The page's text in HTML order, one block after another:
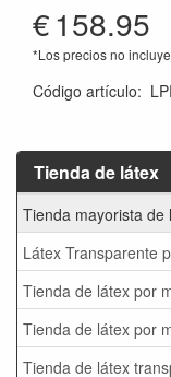
Tienda de látex
Tienda mayorista de
Látex Transparente
Tienda de látex por
Tienda de látex por
Tienda de látex
€158.95
*Los precios no
Código artículo: